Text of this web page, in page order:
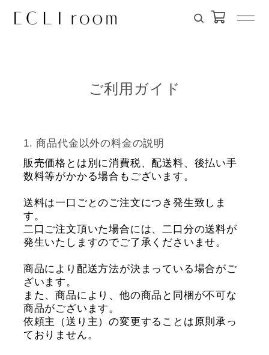
ご利用ガイド
商品代金以外の料金の説明
販売価格とは別に消費税、配送料、後払い手
数料等がかかる場合もございます。
送料は一口ごとのご注文につき発生致しま
す。
二口ご注文頂いた場合には、二口分の送料が
発生いたしますのでご了承くださいませ。
商品により配送方法が決まっている場合がご
ざいます。
また、商品により、他の商品と同梱が不可な
商品がございます。
依頼主（送り主）の変更することは原則承っ
ておりません。